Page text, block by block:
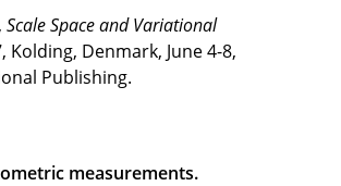
Scale Space and Variational
Kolding, Denmark, June 4-8,
Publishing.
measurements.